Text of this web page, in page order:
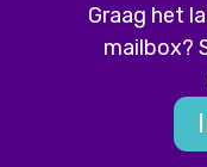
Graag het
mailbox?